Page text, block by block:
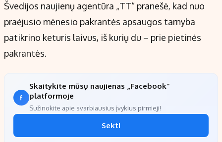
Švedijos naujienų agentūra „TT“ pranešė, kad nuo
praėjusio mėnesio pakrantės apsaugos tarnyba
patikrino keturis laivus, iš kurių du – prie pietinės
pakrantės.
Skaitykite mūsų naujienas „Facebook“
platformoje
Sužinokite apie svarbiausius įvykius pirmieji!
Sekti